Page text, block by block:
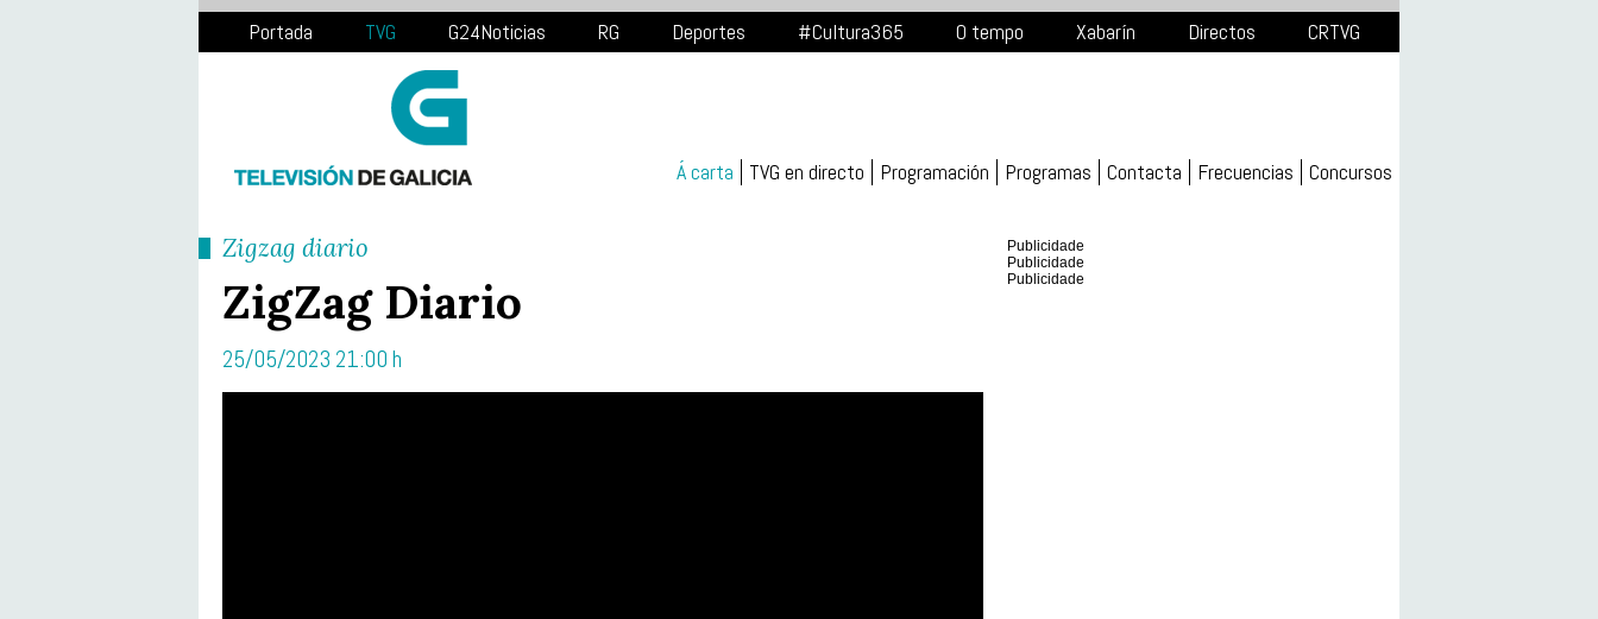
Portada TVG G24Noticias RG Deportes #Cultura365 O tempo Xabarín Directos CRTVG
Á carta TVG en directo Programación Programas Contacta Frecuencias Concursos
Zigzag diario
ZigZag Diario
25/05/2023 21:00 h
Publicidade
Publicidade
Publicidade